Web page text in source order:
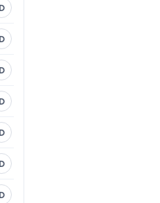
D
D
D
D
D
D
D